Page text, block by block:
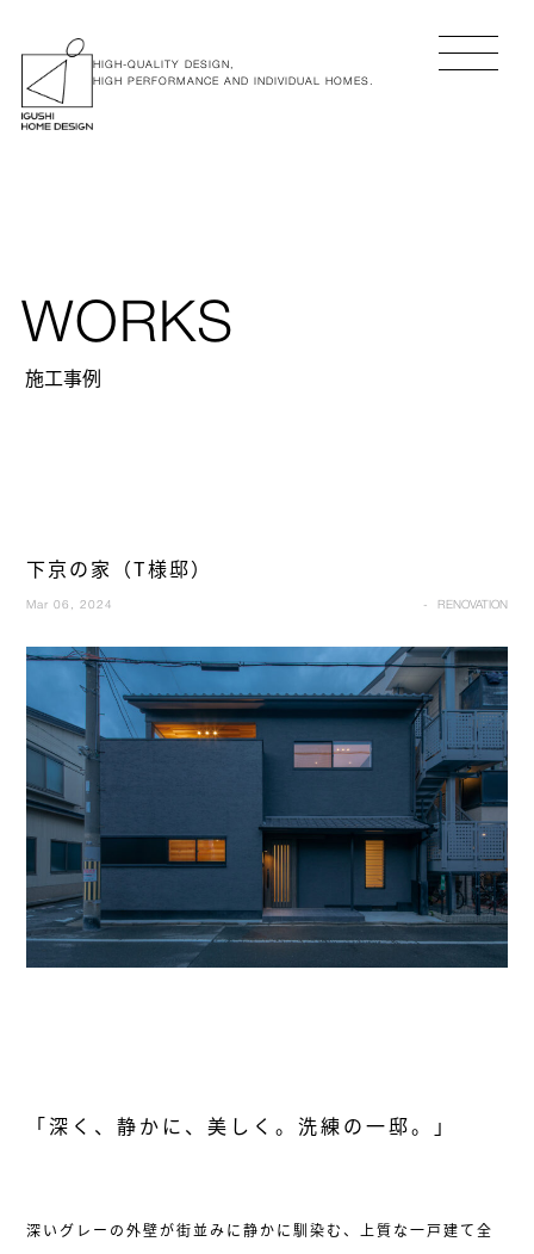
HIGH-QUALITY DESIGN,
HIGH PERFORMANCE AND INDIVIDUAL HOMES.
WORKS
施工事例
下京の家（T様邸）
Mar 06, 2024 RENOVATION
「深く、静かに、美しく。洗練の一邸。」
深いグレーの外壁が街並みに静かに馴染む、上質な一戸建て全